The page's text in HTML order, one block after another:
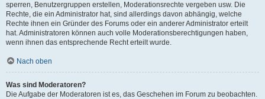
sperren, Benutzergruppen erstellen, Moderationsrechte vergeben usw. Die
Rechte, die ein Administrator hat, sind allerdings davon abhängig, welche
Rechte ihnen ein Gründer des Forums oder ein anderer Administrator erteilt
hat. Administratoren können auch volle Moderationsberechtigungen haben,
wenn ihnen das entsprechende Recht erteilt wurde.
Nach oben
Was sind Moderatoren?
Die Aufgabe der Moderatoren ist es, das Geschehen im Forum zu beobachten.